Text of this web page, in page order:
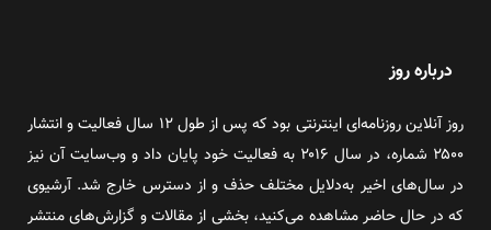
درباره روز
روز آنلاین روزنامه‌ای اینترنتی بود که پس از طول ۱۲ سال فعالیت و انتشار
۲۵۰۰ شماره، در سال ۲۰۱۶ به فعالیت خود پایان داد و وب‌سایت آن نیز
در سال‌های اخیر به‌دلایل مختلف حذف و از دسترس خارج شد. آرشیوی
که در حال حاضر مشاهده می‌کنید، بخشی از مقالات و گزارش‌های منتشر